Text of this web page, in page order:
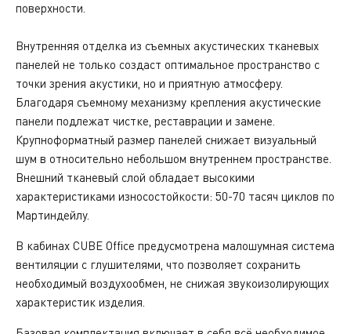
поверхности.
Внутренняя отделка из съемных акустических тканевых
панелей не только создаст оптимальное пространство с
точки зрения акустики, но и приятную атмосферу.
Благодаря съемному механизму крепления акустические
панели подлежат чистке, реставрации и замене.
Крупноформатный размер панелей снижает визуальный
шум в относительно небольшом внутреннем пространстве.
Внешний тканевый слой обладает высокими
характеристиками износостойкости: 50-70 тасяч циклов по
Мартиндейлу.
В кабинах CUBE Office предусмотрена малошумная система
вентиляции с глушителями, что позволяет сохранить
необходимый воздухообмен, не снижая звукоизолирующих
характеристик изделия.